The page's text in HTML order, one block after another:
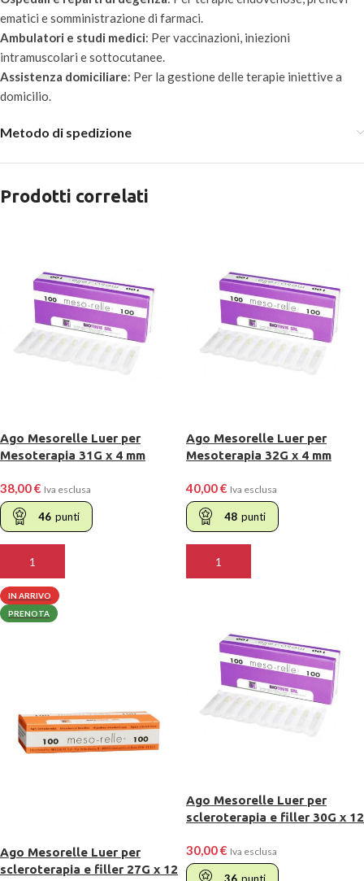
ematici e somministrazione di farmaci.
Ambulatori e studi medici: Per vaccinazioni, iniezioni
intramuscolari e sottocutanee.
Assistenza domiciliare: Per la gestione delle terapie iniettive a
domicilio.
Metodo di spedizione
Prodotti correlati
Ago Mesorelle Luer per
Mesoterapia 31G x 4 mm
38,00€ Iva esclusa
46 punti
AGGIUNGI AL CARRELLO
Ago Mesorelle Luer per
Mesoterapia 32G x 4 mm
40,00€ Iva esclusa
48 punti
AGGIUNGI AL CARRELLO
IN ARRIVO
PRENOTA
Ago Mesorelle Luer per
scleroterapia e filler 27G x 12
Ago Mesorelle Luer per
scleroterapia e filler 30G x 12
30,00€ Iva esclusa